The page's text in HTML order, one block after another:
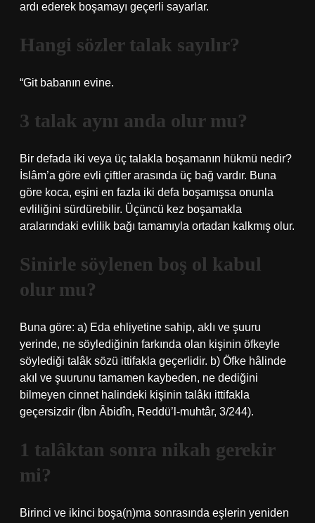
ardı ederek boşamayı geçerli sayarlar.
Hangi sözler talak sayılır?
“Git babanın evine.
3 talak aynı anda olur mu?
Bir defada iki veya üç talakla boşamanın hükmü nedir?
İslâm’a göre evli çiftler arasında üç bağ vardır. Buna
göre koca, eşini en fazla iki defa boşamışsa onunla
evliliğini sürdürebilir. Üçüncü kez boşamakla
aralarındaki evlilik bağı tamamıyla ortadan kalkmış olur.
Sinirle söylenen boş ol kabul
olur mu?
Buna göre: a) Eda ehliyetine sahip, aklı ve şuuru
yerinde, ne söylediğinin farkında olan kişinin öfkeyle
söylediği talâk sözü ittifakla geçerlidir. b) Öfke hâlinde
akıl ve şuurunu tamamen kaybeden, ne dediğini
bilmeyen cinnet halindeki kişinin talâkı ittifakla
geçersizdir (İbn Âbidîn, Reddü’l-muhtâr, 3/244).
1 talâktan sonra nikah gerekir
mi?
Birinci ve ikinci boşa(n)ma sonrasında eşlerin yeniden